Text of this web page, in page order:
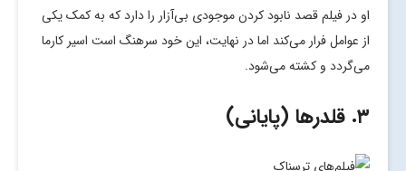
او در فیلم قصد نابود کردن موجودی بی‌آزار را دارد که به کمک یکی
از عوامل فرار می‌کند اما در نهایت، این خود سرهنگ است اسیر کارما
می‌گردد و کشته می‌شود.
۳. قلدرها (پایانی)